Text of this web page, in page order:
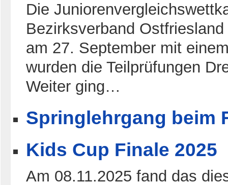
Die
Bezirksverband
am 27. September mit
wurden die Teilprüfungen
Weiter ging…
Springlehrgang beim
Kids Cup Finale 2025
Am 08.11.2025 fand das